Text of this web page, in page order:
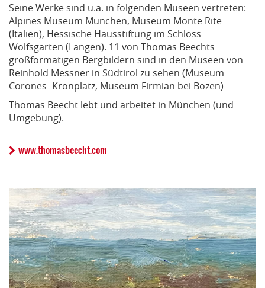
Seine Werke sind u.a. in folgenden Museen vertreten:
Alpines Museum München, Museum Monte Rite
(Italien), Hessische Hausstiftung im Schloss
Wolfsgarten (Langen). 11 von Thomas Beechts
großformatigen Bergbildern sind in den Museen von
Reinhold Messner in Südtirol zu sehen (Museum
Corones -Kronplatz, Museum Firmian bei Bozen)
Thomas Beecht lebt und arbeitet in München (und
Umgebung).
www.thomasbeecht.com